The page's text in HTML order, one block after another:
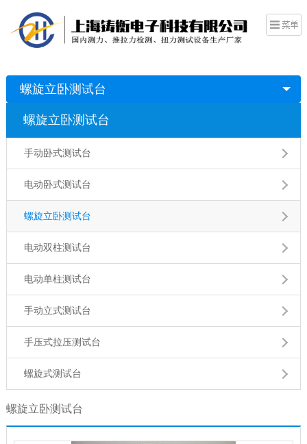
螺旋立卧测试台
螺旋立卧测试台
手动卧式测试台
电动卧式测试台
螺旋立卧测试台
电动双柱测试台
电动单柱测试台
手动立式测试台
手压式拉压测试台
螺旋式测试台
螺旋立卧测试台